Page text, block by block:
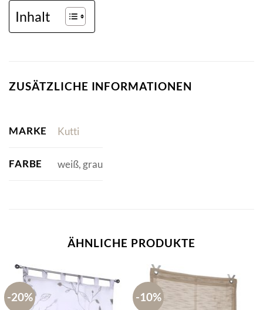
Inhalt
ZUSÄTZLICHE INFORMATIONEN
MARKE Kutti
FARBE weiß, grau
ÄHNLICHE PRODUKTE
-20% -10%